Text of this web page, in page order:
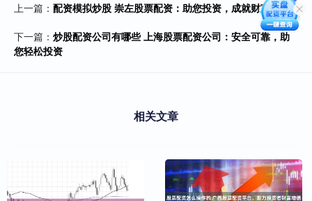
上一篇： 配资模拟炒股 崇左股票配资：助您投资，成就财富梦想
下一篇： 炒股配资公司有哪些 上海股票配资公司：安全可靠，助
您轻松投资
相关文章